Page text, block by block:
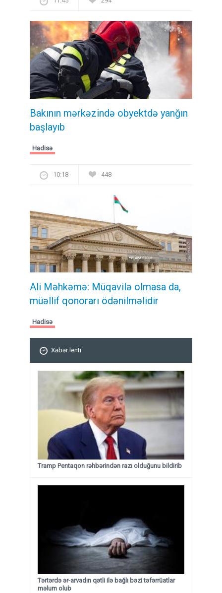
Bakının mərkəzində obyektdə yanğın
başlayıb
Hadisə
10:18 448
Ali Məhkəmə: Müqavilə olmasa da,
müəllif qonorarı ödənilməlidir
Hadisə
Xəbər lenti
Tramp Pentaqon rəhbərindən razı olduğunu bildirib
Tərtərdə ər-arvadın qətli ilə bağlı bəzi təfərrüatlar
məlum olub